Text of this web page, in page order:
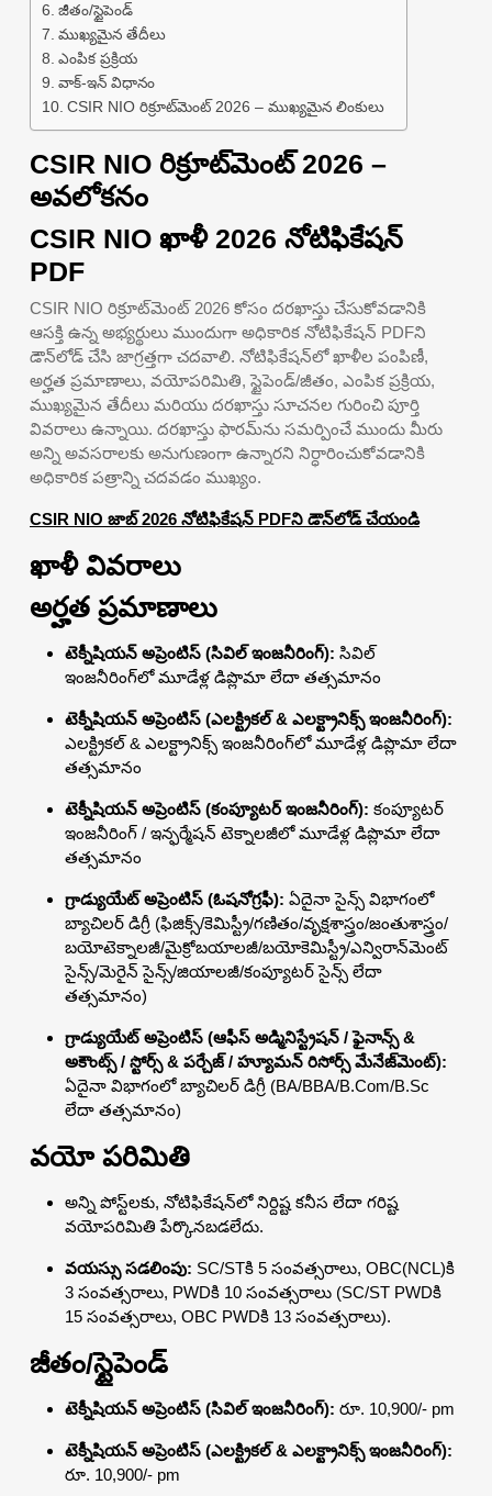
జీతం/స్టైపెండ్
ముఖ్యమైన తేదీలు
ఎంపిక ప్రక్రియ
వాక్-ఇన్ విధానం
CSIR NIO రిక్రూట్‌మెంట్ 2026 – ముఖ్యమైన లింకులు
CSIR NIO రిక్రూట్‌మెంట్ 2026 –
అవలోకనం
CSIR NIO ఖాళీ 2026 నోటిఫికేషన్
PDF
CSIR NIO రిక్రూట్‌మెంట్ 2026 కోసం దరఖాస్తు చేసుకోవడానికి
ఆసక్తి ఉన్న అభ్యర్థులు ముందుగా అధికారిక నోటిఫికేషన్ PDFని
డౌన్‌లోడ్ చేసి జాగ్రత్తగా చదవాలి. నోటిఫికేషన్‌లో ఖాళీల పంపిణీ,
అర్హత ప్రమాణాలు, వయోపరిమితి, స్టైపెండ్/జీతం, ఎంపిక ప్రక్రియ,
ముఖ్యమైన తేదీలు మరియు దరఖాస్తు సూచనల గురించి పూర్తి
వివరాలు ఉన్నాయి. దరఖాస్తు ఫారమ్‌ను సమర్పించే ముందు మీరు
అన్ని అవసరాలకు అనుగుణంగా ఉన్నారని నిర్ధారించుకోవడానికి
అధికారిక పత్రాన్ని చదవడం ముఖ్యం.
CSIR NIO జాబ్ 2026 నోటిఫికేషన్ PDFని డౌన్‌లోడ్ చేయండి
ఖాళీ వివరాలు
అర్హత ప్రమాణాలు
టెక్నీషియన్ అప్రెంటిస్ (సివిల్ ఇంజనీరింగ్): సివిల్
ఇంజనీరింగ్‌లో మూడేళ్ల డిప్లొమా లేదా తత్సమానం
టెక్నీషియన్ అప్రెంటిస్ (ఎలక్ట్రికల్ & ఎలక్ట్రానిక్స్ ఇంజనీరింగ్):
ఎలక్ట్రికల్ & ఎలక్ట్రానిక్స్ ఇంజనీరింగ్‌లో మూడేళ్ల డిప్లొమా లేదా
తత్సమానం
టెక్నీషియన్ అప్రెంటిస్ (కంప్యూటర్ ఇంజనీరింగ్): కంప్యూటర్
ఇంజనీరింగ్ / ఇన్ఫర్మేషన్ టెక్నాలజీలో మూడేళ్ల డిప్లొమా లేదా
తత్సమానం
గ్రాడ్యుయేట్ అప్రెంటిస్ (ఓషనోగ్రఫీ): ఏదైనా సైన్స్ విభాగంలో
బ్యాచిలర్ డిగ్రీ (ఫిజిక్స్/కెమిస్ట్రీ/గణితం/వృక్షశాస్త్రం/జంతుశాస్త్రం/
బయోటెక్నాలజీ/మైక్రోబయాలజీ/బయోకెమిస్ట్రీ/ఎన్విరాన్‌మెంట్
సైన్స్/మెరైన్ సైన్స్/జియాలజీ/కంప్యూటర్ సైన్స్ లేదా
తత్సమానం)
గ్రాడ్యుయేట్ అప్రెంటిస్ (ఆఫీస్ అడ్మినిస్ట్రేషన్ / ఫైనాన్స్ &
అకౌంట్స్ / స్టోర్స్ & పర్చేజ్ / హ్యూమన్ రిసోర్స్ మేనేజ్‌మెంట్):
ఏదైనా విభాగంలో బ్యాచిలర్ డిగ్రీ (BA/BBA/B.Com/B.Sc
లేదా తత్సమానం)
వయో పరిమితి
అన్ని పోస్ట్‌లకు, నోటిఫికేషన్‌లో నిర్దిష్ట కనీస లేదా గరిష్ట
వయోపరిమితి పేర్కొనబడలేదు.
వయస్సు సడలింపు: SC/STకి 5 సంవత్సరాలు, OBC(NCL)కి
3 సంవత్సరాలు, PWDకి 10 సంవత్సరాలు (SC/ST PWDకి
15 సంవత్సరాలు, OBC PWDకి 13 సంవత్సరాలు).
జీతం/స్టైపెండ్
టెక్నీషియన్ అప్రెంటిస్ (సివిల్ ఇంజనీరింగ్): రూ. 10,900/- pm
టెక్నీషియన్ అప్రెంటిస్ (ఎలక్ట్రికల్ & ఎలక్ట్రానిక్స్ ఇంజనీరింగ్):
రూ. 10,900/- pm